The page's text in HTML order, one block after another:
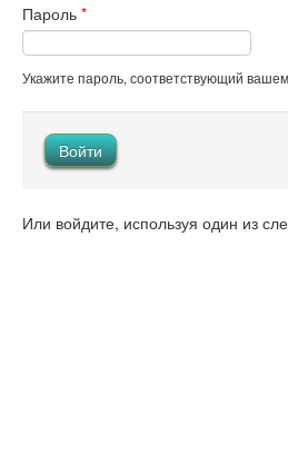
Пароль *
Укажите пароль, соответствующий
Или войдите, используя один из